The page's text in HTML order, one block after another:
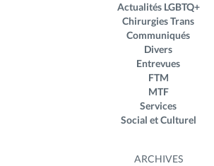
Actualités LGBTQ+
Chirurgies Trans
Communiqués
Divers
Entrevues
FTM
MTF
Services
Social et Culturel
ARCHIVES